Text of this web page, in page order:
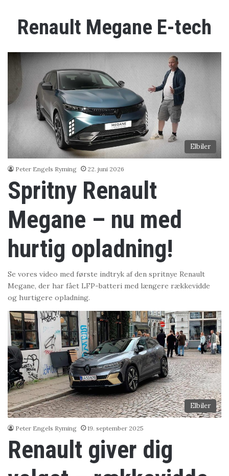
Renault Megane E-tech
Elbiler
Peter Engels Ryming 22. juni 2026
Spritny Renault
Megane – nu med
hurtig opladning!
Se vores video med første indtryk af den spritnye Renault
Megane, der har fået LFP-batteri med længere rækkevidde
og hurtigere opladning.
Elbiler
Peter Engels Ryming 19. september 2025
Renault giver dig